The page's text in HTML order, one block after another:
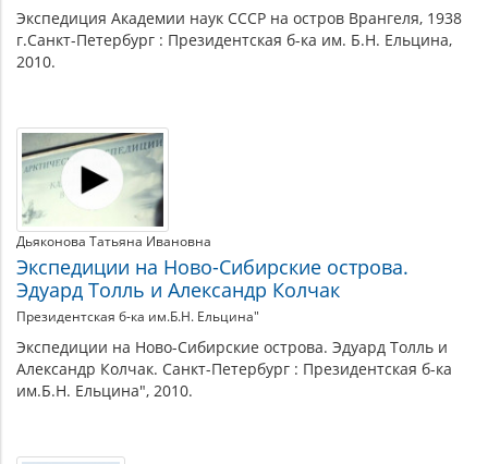
Экспедиция Академии наук СССР на остров Врангеля, 1938
г.Санкт-Петербург : Президентская б-ка им. Б.Н. Ельцина,
2010.
Дьяконова Татьяна Ивановна
Экспедиции на Ново-Сибирские острова.
Эдуард Толль и Александр Колчак
Президентская б-ка им.Б.Н. Ельцина"
Экспедиции на Ново-Сибирские острова. Эдуард Толль и
Александр Колчак. Санкт-Петербург : Президентская б-ка
им.Б.Н. Ельцина", 2010.